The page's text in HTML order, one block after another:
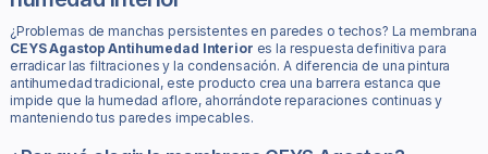
¿Problemas de manchas persistentes en paredes o techos? La membrana
CEYS Agastop Antihumedad Interior es la respuesta definitiva para
erradicar las filtraciones y la condensación. A diferencia de una pintura
antihumedad tradicional, este producto crea una barrera estanca que
impide que la humedad aflore, ahorrándote reparaciones continuas y
manteniendo tus paredes impecables.